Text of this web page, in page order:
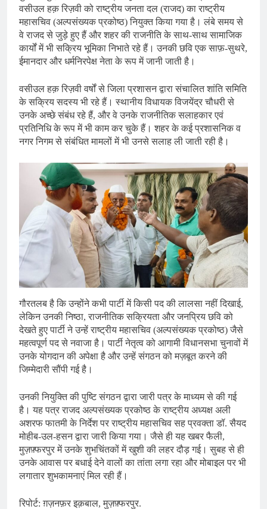
वसीउल हक़ रिज़वी को राष्ट्रीय जनता दल (राजद) का राष्ट्रीय
महासचिव (अल्पसंख्यक प्रकोष्ठ) नियुक्त किया गया है। लंबे समय से
वे राजद से जुड़े हुए हैं और शहर की राजनीति के साथ-साथ सामाजिक
कार्यों में भी सक्रिय भूमिका निभाते रहे हैं। उनकी छवि एक साफ़-सुथरे,
ईमानदार और धर्मनिरपेक्ष नेता के रूप में जानी जाती है।
वसीउल हक़ रिज़वी वर्षों से जिला प्रशासन द्वारा संचालित शांति समिति
के सक्रिय सदस्य भी रहे हैं। स्थानीय विधायक विजयेंद्र चौधरी से
उनके अच्छे संबंध रहे हैं, और वे उनके राजनीतिक सलाहकार एवं
प्रतिनिधि के रूप में भी काम कर चुके हैं। शहर के कई प्रशासनिक व
नगर निगम से संबंधित मामलों में भी उनसे सलाह ली जाती रही है।
गौरतलब है कि उन्होंने कभी पार्टी में किसी पद की लालसा नहीं दिखाई,
लेकिन उनकी निष्ठा, राजनीतिक सक्रियता और जनप्रिय छवि को
देखते हुए पार्टी ने उन्हें राष्ट्रीय महासचिव (अल्पसंख्यक प्रकोष्ठ) जैसे
महत्वपूर्ण पद से नवाजा है। पार्टी नेतृत्व को आगामी विधानसभा चुनावों में
उनके योगदान की अपेक्षा है और उन्हें संगठन को मज़बूत करने की
जिम्मेदारी सौंपी गई है।
उनकी नियुक्ति की पुष्टि संगठन द्वारा जारी पत्र के माध्यम से की गई
है। यह पत्र राजद अल्पसंख्यक प्रकोष्ठ के राष्ट्रीय अध्यक्ष अली
अशरफ फातमी के निर्देश पर राष्ट्रीय महासचिव सह प्रवक्ता डॉ. सैयद
मोहीब-उल-हसन द्वारा जारी किया गया। जैसे ही यह खबर फैली,
मुज़फ़्फरपुर में उनके शुभचिंतकों में खुशी की लहर दौड़ गई। सुबह से ही
उनके आवास पर बधाई देने वालों का तांता लगा रहा और मोबाइल पर भी
लगातार शुभकामनाएं मिल रही हैं।
रिपोर्ट: ग़ज़नफ़र इक़बाल, मुज़फ़्फरपुर.